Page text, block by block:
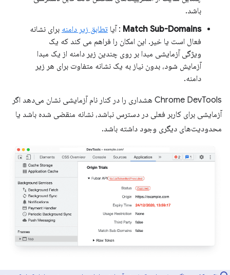
باشد.
Match Sub-Domains : آیا تطابق زیر دامنه برای نشانه
فعال است یا خیر. این امکان را فراهم می کند که یک
ویژگی آزمایشی مبدا بر روی چندین زیر دامنه از یک مبدا
آزمایش شود، بدون نیاز به یک نشانه متفاوت برای هر زیر
دامنه.
Chrome DevTools هشداری را در کنار نام آزمایشی نشان می‌دهد اگر
آزمایشی برای کاربر فعلی در دسترس نباشد، نشانه منقضی شده باشد یا
محدودیت‌های دیگری وجود داشته باشد.